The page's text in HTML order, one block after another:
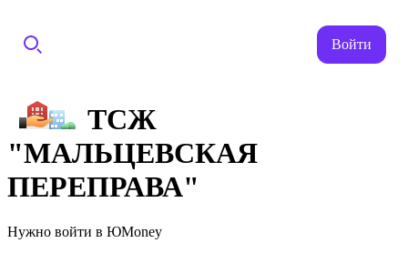
Войти
ТСЖ
"МАЛЬЦЕВСКАЯ
ПЕРЕПРАВА"
Нужно войти в ЮMoney